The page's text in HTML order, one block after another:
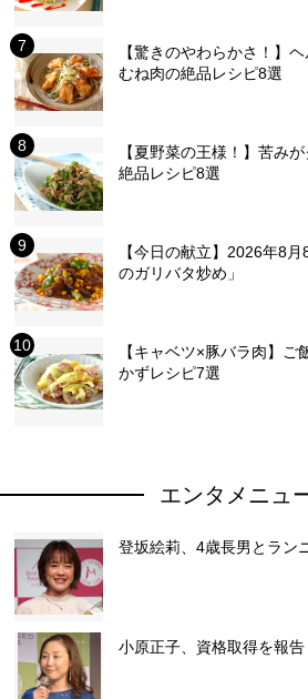
【驚きのやわらかさ！】
むね肉の絶品レシピ8選
【夏野菜の王様！】苦み
絶品レシピ8選
【今日の献立】2026年8
のガリバタ炒め」
【キャベツ×豚バラ肉】
かずレシピ7選
エンタメニュ
登坂絵莉、4歳長男とラン
小原正子、資格取得を報告